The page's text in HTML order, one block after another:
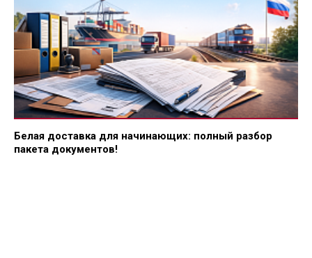
Белая доставка для начинающих: полный разбор
пакета документов!